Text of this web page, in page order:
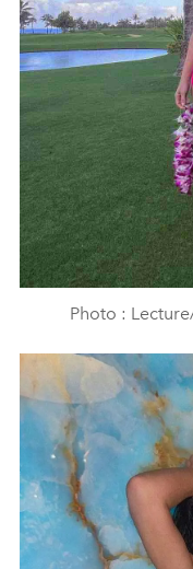
Photo :